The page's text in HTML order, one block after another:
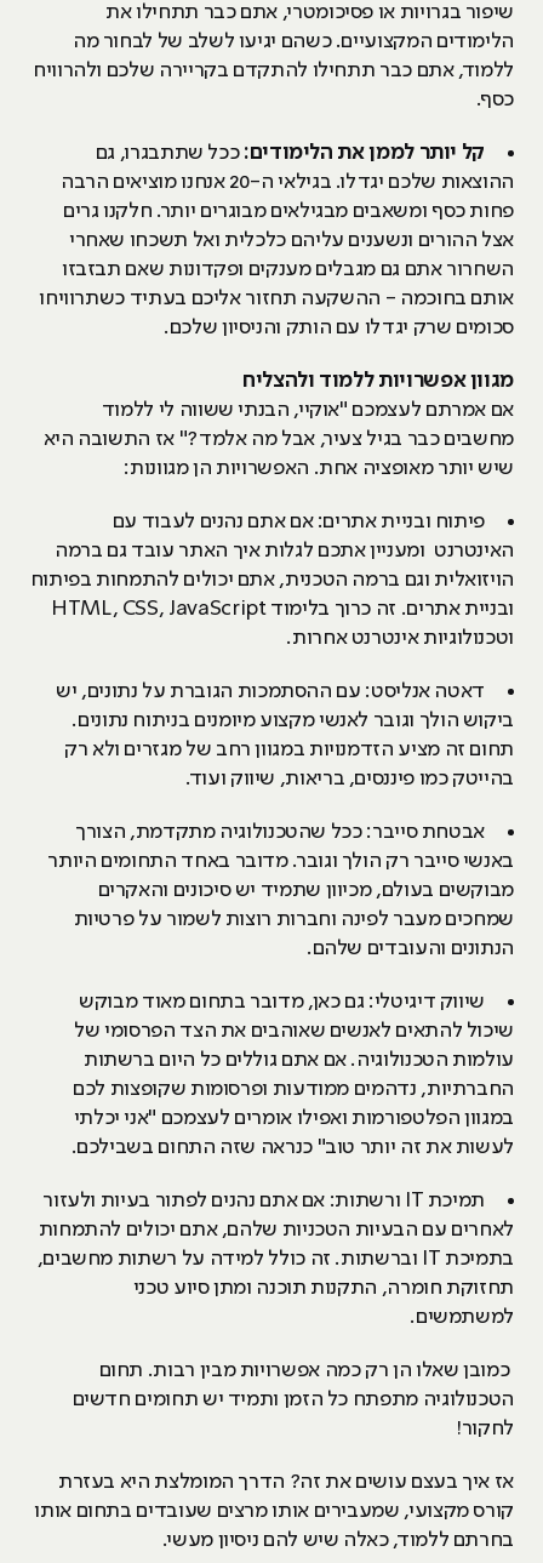
שיפור בגרויות או פסיכומטרי, אתם כבר תתחילו את
הלימודים המקצועיים. כשהם יגיעו לשלב של לבחור מה
ללמוד, אתם כבר תתחילו להתקדם בקריירה שלכם ולהרוויח
כסף.
קל יותר לממן את הלימודים: ככל שתתבגרו, גם
ההוצאות שלכם יגדלו. בגילאי ה-20 אנחנו מוציאים הרבה
פחות כסף ומשאבים מבגילאים מבוגרים יותר. חלקנו גרים
אצל ההורים ונשענים עליהם כלכלית ואל תשכחו שאחרי
השחרור אתם גם מגבלים מענקים ופקדונות שאם תבזבזו
אותם בחוכמה - ההשקעה תחזור אליכם בעתיד כשתרוויחו
סכומים שרק יגדלו עם הותק והניסיון שלכם.
מגוון אפשרויות ללמוד ולהצליח
אם אמרתם לעצמכם "אוקיי, הבנתי ששווה לי ללמוד
מחשבים כבר בגיל צעיר, אבל מה אלמד?" אז התשובה היא
שיש יותר מאופציה אחת. האפשרויות הן מגוונות:
פיתוח ובניית אתרים: אם אתם נהנים לעבוד עם
האינטרנט ומעניין אתכם לגלות איך האתר עובד גם ברמה
הויזואלית וגם ברמה הטכנית, אתם יכולים להתמחות בפיתוח
ובניית אתרים. זה כרוך בלימוד HTML, CSS, JavaScript
וטכנולוגיות אינטרנט אחרות.
דאטה אנליסט: עם ההסתמכות הגוברת על נתונים, יש
ביקוש הולך וגובר לאנשי מקצוע מיומנים בניתוח נתונים.
תחום זה מציע הזדמנויות במגוון רחב של מגזרים ולא רק
בהייטק כמו פיננסים, בריאות, שיווק ועוד.
אבטחת סייבר: ככל שהטכנולוגיה מתקדמת, הצורך
באנשי סייבר רק הולך וגובר. מדובר באחד התחומים היותר
מבוקשים בעולם, מכיוון שתמיד יש סיכונים והאקרים
שמחכים מעבר לפינה וחברות רוצות לשמור על פרטיות
הנתונים והעובדים שלהם.
שיווק דיגיטלי: גם כאן, מדובר בתחום מאוד מבוקש
שיכול להתאים לאנשים שאוהבים את הצד הפרסומי של
עולמות הטכנולוגיה. אם אתם גוללים כל היום ברשתות
החברתיות, נדהמים ממודעות ופרסומות שקופצות לכם
במגוון הפלטפורמות ואפילו אומרים לעצמכם "אני יכלתי
לעשות את זה יותר טוב" כנראה שזה התחום בשבילכם.
תמיכת IT ורשתות: אם אתם נהנים לפתור בעיות ולעזור
לאחרים עם הבעיות הטכניות שלהם, אתם יכולים להתמחות
בתמיכת IT וברשתות. זה כולל למידה על רשתות מחשבים,
תחזוקת חומרה, התקנות תוכנה ומתן סיוע טכני
למשתמשים.
כמובן שאלו הן רק כמה אפשרויות מבין רבות. תחום
הטכנולוגיה מתפתח כל הזמן ותמיד יש תחומים חדשים
לחקור!
אז איך בעצם עושים את זה? הדרך המומלצת היא בעזרת
קורס מקצועי, שמעבירים אותו מרצים שעובדים בתחום אותו
בחרתם ללמוד, כאלה שיש להם ניסיון מעשי.